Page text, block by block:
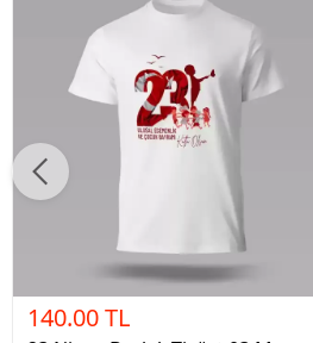
140.00 TL